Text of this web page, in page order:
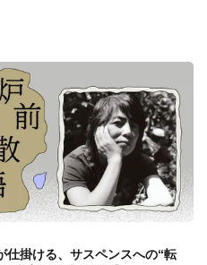
仕掛ける、サスペンスへの“転